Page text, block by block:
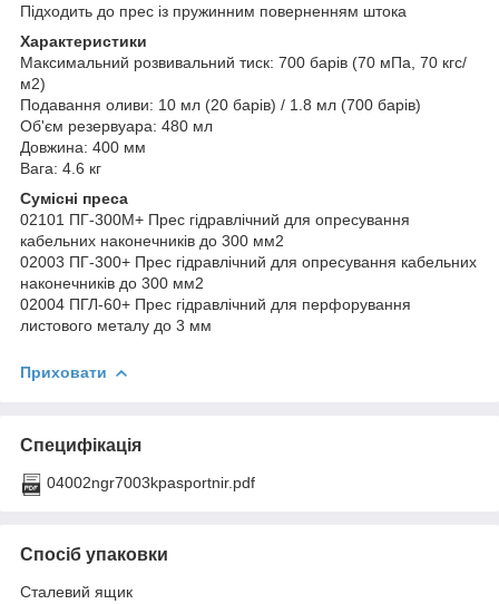
Підходить до прес із пружинним поверненням штока
Характеристики
Максимальний розвивальний тиск: 700 барів (70 мПа, 70 кгс/
м2)
Подавання оливи: 10 мл (20 барів) / 1.8 мл (700 барів)
Об'єм резервуара: 480 мл
Довжина: 400 мм
Вага: 4.6 кг
Сумісні преса
02101 ПГ-300М+ Прес гідравлічний для опресування
кабельних наконечників до 300 мм2
02003 ПГ-300+ Прес гідравлічний для опресування кабельних
наконечників до 300 мм2
02004 ПГЛ-60+ Прес гідравлічний для перфорування
листового металу до 3 мм
Приховати
Специфікація
04002ngr7003kpasportnir.pdf
Спосіб упаковки
Сталевий ящик